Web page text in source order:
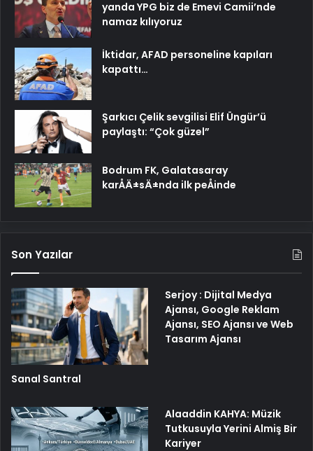
yanda YPG biz de Emevi Camii’nde
namaz kılıyoruz
İktidar, AFAD personeline kapıları
kapattı…
Şarkıcı Çelik sevgilisi Elif Üngür’ü
paylaştı: “Çok güzel”
Bodrum FK, Galatasaray
karÅÄ±sÄ±nda ilk peÅinde
Son Yazılar
Sanal Santral
Serjoy : Dijital Medya
Ajansı, Google Reklam
Ajansı, SEO Ajansı ve Web
Tasarım Ajansı
Alaaddin KAHYA: Müzik
Tutkusuyla Yerini Almiş Bir
Kariyer